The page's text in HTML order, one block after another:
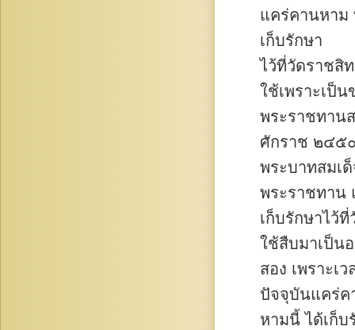
แคร่คานหาม
เก็บรักษา
ไว้ที่วัดราชสิ
ใช้เพราะเป็น
พระราชทาน
ศักราช ๒๔๕
พระบาทสมเ
พระราชทาน
เก็บรักษาไว้
ใช้สืบมาเป็น
สอง เพราะเ
ปัจจุบันแคร่ค
หามนี้ ได้เก็